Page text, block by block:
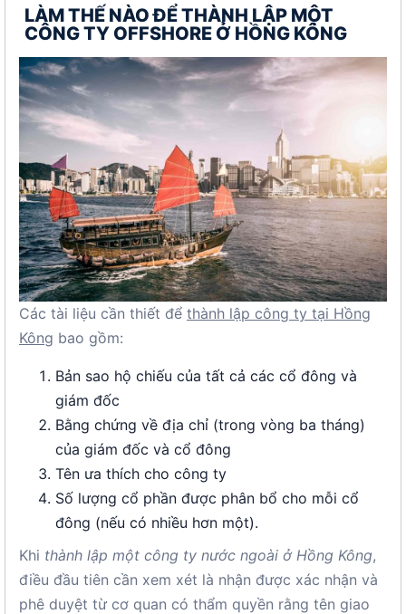
LÀM THẾ NÀO ĐỂ THÀNH LẬP MỘT
CÔNG TY OFFSHORE Ở HỒNG KÔNG
Các tài liệu cần thiết để thành lập công ty tại Hồng
Kông bao gồm:
Bản sao hộ chiếu của tất cả các cổ đông và
giám đốc
Bằng chứng về địa chỉ (trong vòng ba tháng)
của giám đốc và cổ đông
Tên ưa thích cho công ty
Số lượng cổ phần được phân bổ cho mỗi cổ
đông (nếu có nhiều hơn một).
Khi thành lập một công ty nước ngoài ở Hồng Kông,
điều đầu tiên cần xem xét là nhận được xác nhận và
phê duyệt từ cơ quan có thẩm quyền rằng tên giao